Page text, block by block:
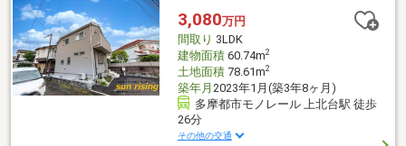
3,080万円
間取り 3LDK
建物面積60.74m2
土地面積78.61m2
築年月 2023年1月(築3年8ヶ月)
多摩都市モノレール 上北台駅 徒歩
26分
その他の交通